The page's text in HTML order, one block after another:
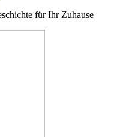
für Ihr Zuhause